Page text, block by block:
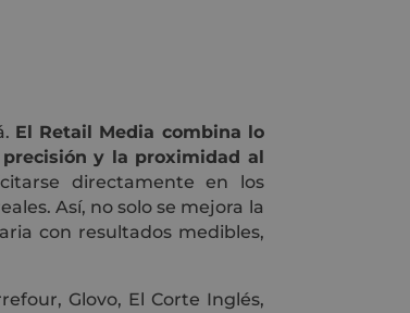
El Retail Media combina lo
y la proximidad al
directamente en los
Así, no solo se mejora la
con resultados medibles,
Glovo, El Corte Inglés,